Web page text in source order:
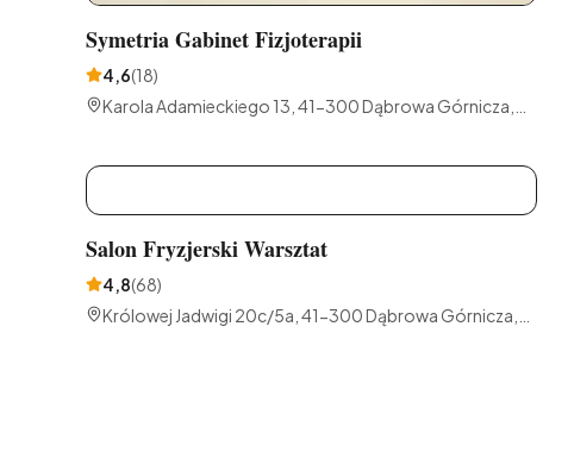
Symetria Gabinet Fizjoterapii
4,6(18)
Karola Adamieckiego 13, 41-300 Dąbrowa Górnicza,
Salon Fryzjerski Warsztat
4,8(68)
Królowej Jadwigi 20c/5a, 41-300 Dąbrowa Górnicza,